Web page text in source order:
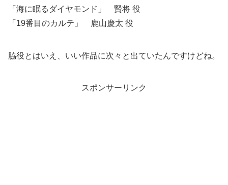
「海に眠るダイヤモンド」 賢将 役
「19番目のカルテ」 鹿山慶太 役
脇役とはいえ、いい作品に次々と出ていたんですけどね。
スポンサーリンク